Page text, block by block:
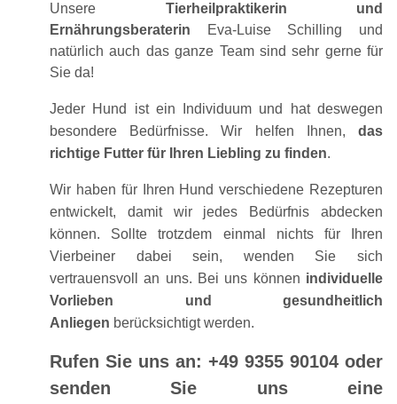
Unsere
Tierheilpraktikerin und
Ernährungsberaterin
Eva-Luise Schilling und
natürlich auch das ganze Team sind sehr gerne für
Sie da!
Jeder Hund ist ein Individuum und hat deswegen
besondere Bedürfnisse. Wir helfen Ihnen,
das
richtige Futter für Ihren Liebling zu finden.
Wir haben für Ihren Hund verschiedene Rezepturen
entwickelt, damit wir jedes Bedürfnis abdecken
können. Sollte trotzdem einmal nichts für Ihren
Vierbeiner dabei sein, wenden Sie sich
vertrauensvoll an uns. Bei uns können individuelle
Vorlieben und gesundheitlich
Anliegen berücksichtigt werden.
Rufen Sie uns an: +49 9355 90104 oder
senden Sie uns eine